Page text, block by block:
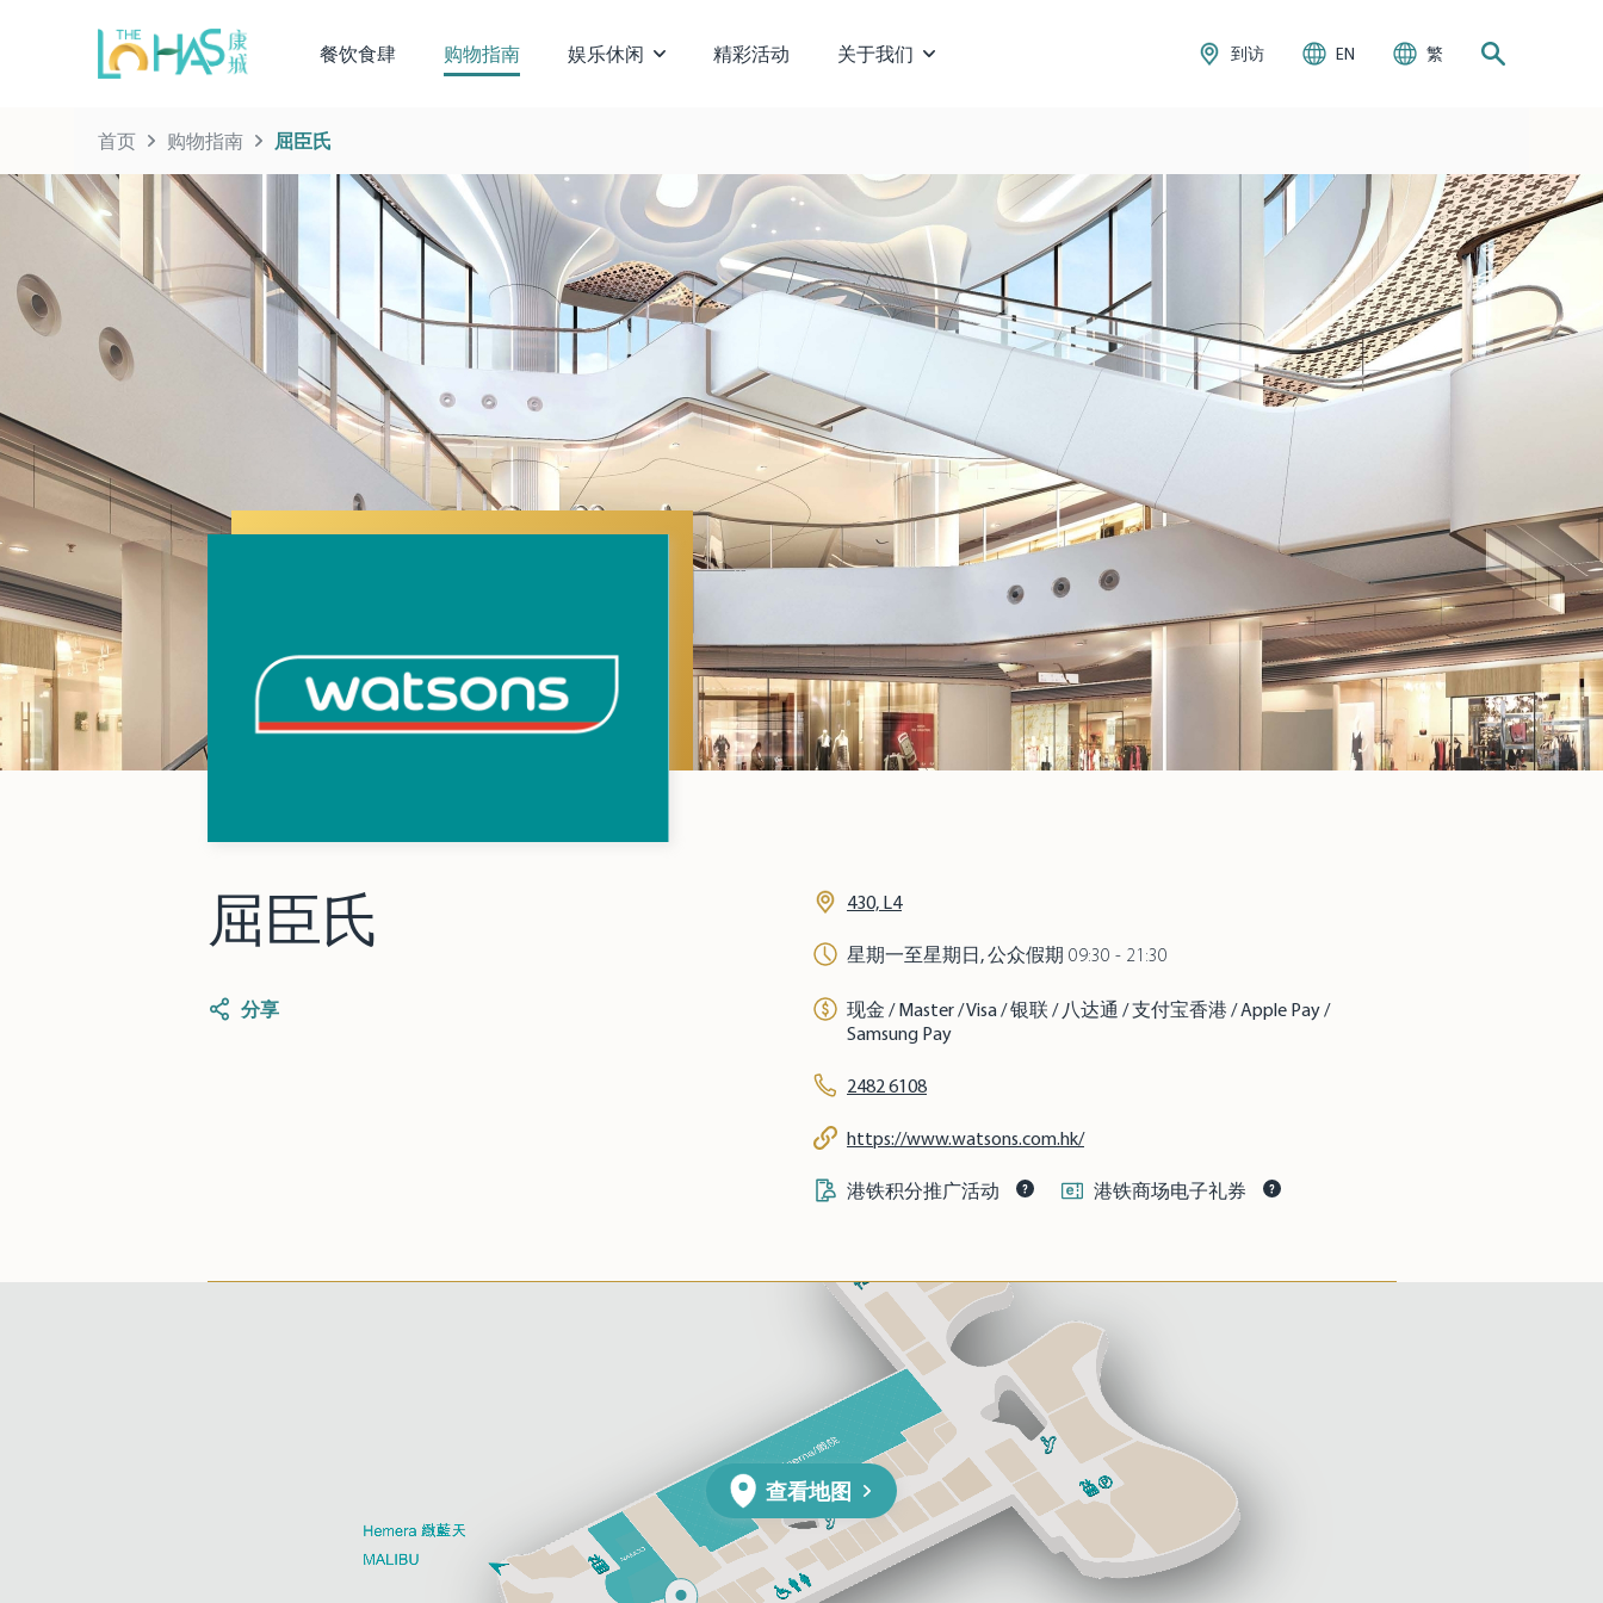
餐饮食肆 购物指南 娱乐休闲 精彩活动 关于我们 到访 EN 繁
首页 购物指南 屈臣氏
屈臣氏
分享
430, L4
星期一至星期日, 公众假期 09:30 - 21:30
现金 / Master / Visa / 银联 / 八达通 / 支付宝香港 / Apple Pay /
Samsung Pay
2482 6108
https://www.watsons.com.hk/
港铁积分推广活动 港铁商场电子礼券
查看地图